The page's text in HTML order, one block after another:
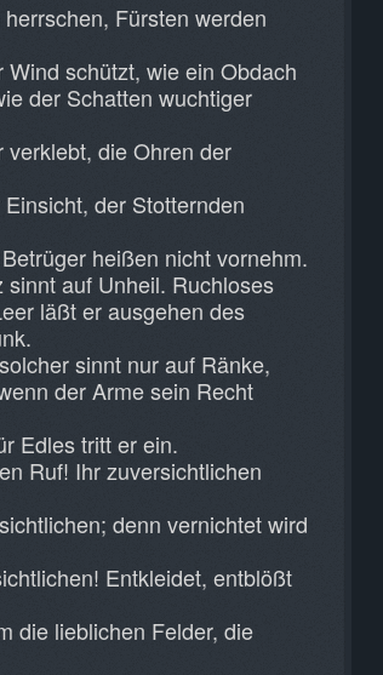
Fürsten werden
schützt, wie ein Obdach
der Schatten wuchtiger
die Ohren der
der Stotternden
heißen nicht vornehm.
sinnt auf Unheil. Ruchloses
läßt er ausgehen des
sinnt nur auf Ränke,
der Arme sein Recht
Edles tritt er ein.
Ruf! Ihr zuversichtlichen
denn vernichtet wird
Entkleidet, entblößt
die lieblichen Felder, die